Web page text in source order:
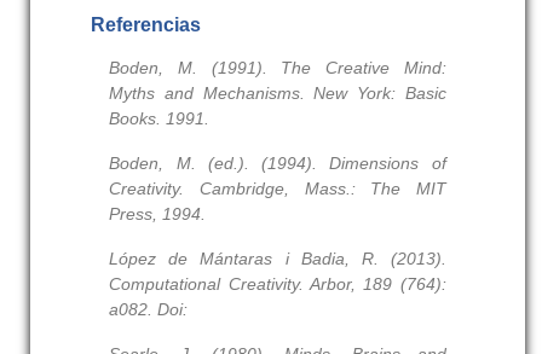
Referencias
Boden, M. (1991). The Creative Mind:
Myths and Mechanisms. New York: Basic
Books. 1991.
Boden, M. (ed.). (1994). Dimensions of
Creativity. Cambridge, Mass.: The MIT
Press, 1994.
López de Mántaras i Badia, R. (2013).
Computational Creativity. Arbor, 189 (764):
a082. Doi: